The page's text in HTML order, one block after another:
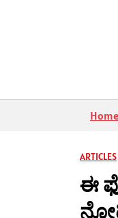
Home
ARTICLES
ಈ